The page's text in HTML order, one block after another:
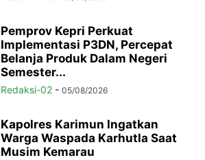
Pemprov Kepri Perkuat
Implementasi P3DN, Percepat
Belanja Produk Dalam Negeri
Semester...
Redaksi-02 - 05/08/2026
Kapolres Karimun Ingatkan
Warga Waspada Karhutla Saat
Musim Kemarau